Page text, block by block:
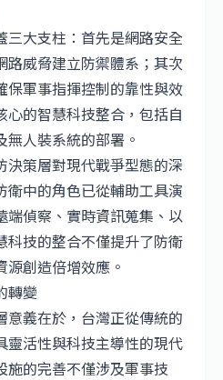
三大支柱：首先是網路安全
路威脅建立防禦體系；其次
保軍事指揮控制的靠性與效
的智慧科技整合，包括自
人裝系統的部署。
決策層對現代戰爭型態的深
衛中的角色已從輔助工具演
端偵察、實時資訊蒐集、以
科技的整合不僅提升了防衛
創造倍增效應。
轉變
意義在於，台灣正從傳統的
靈活性與科技主導性的現代
施的完善不僅涉及軍事技